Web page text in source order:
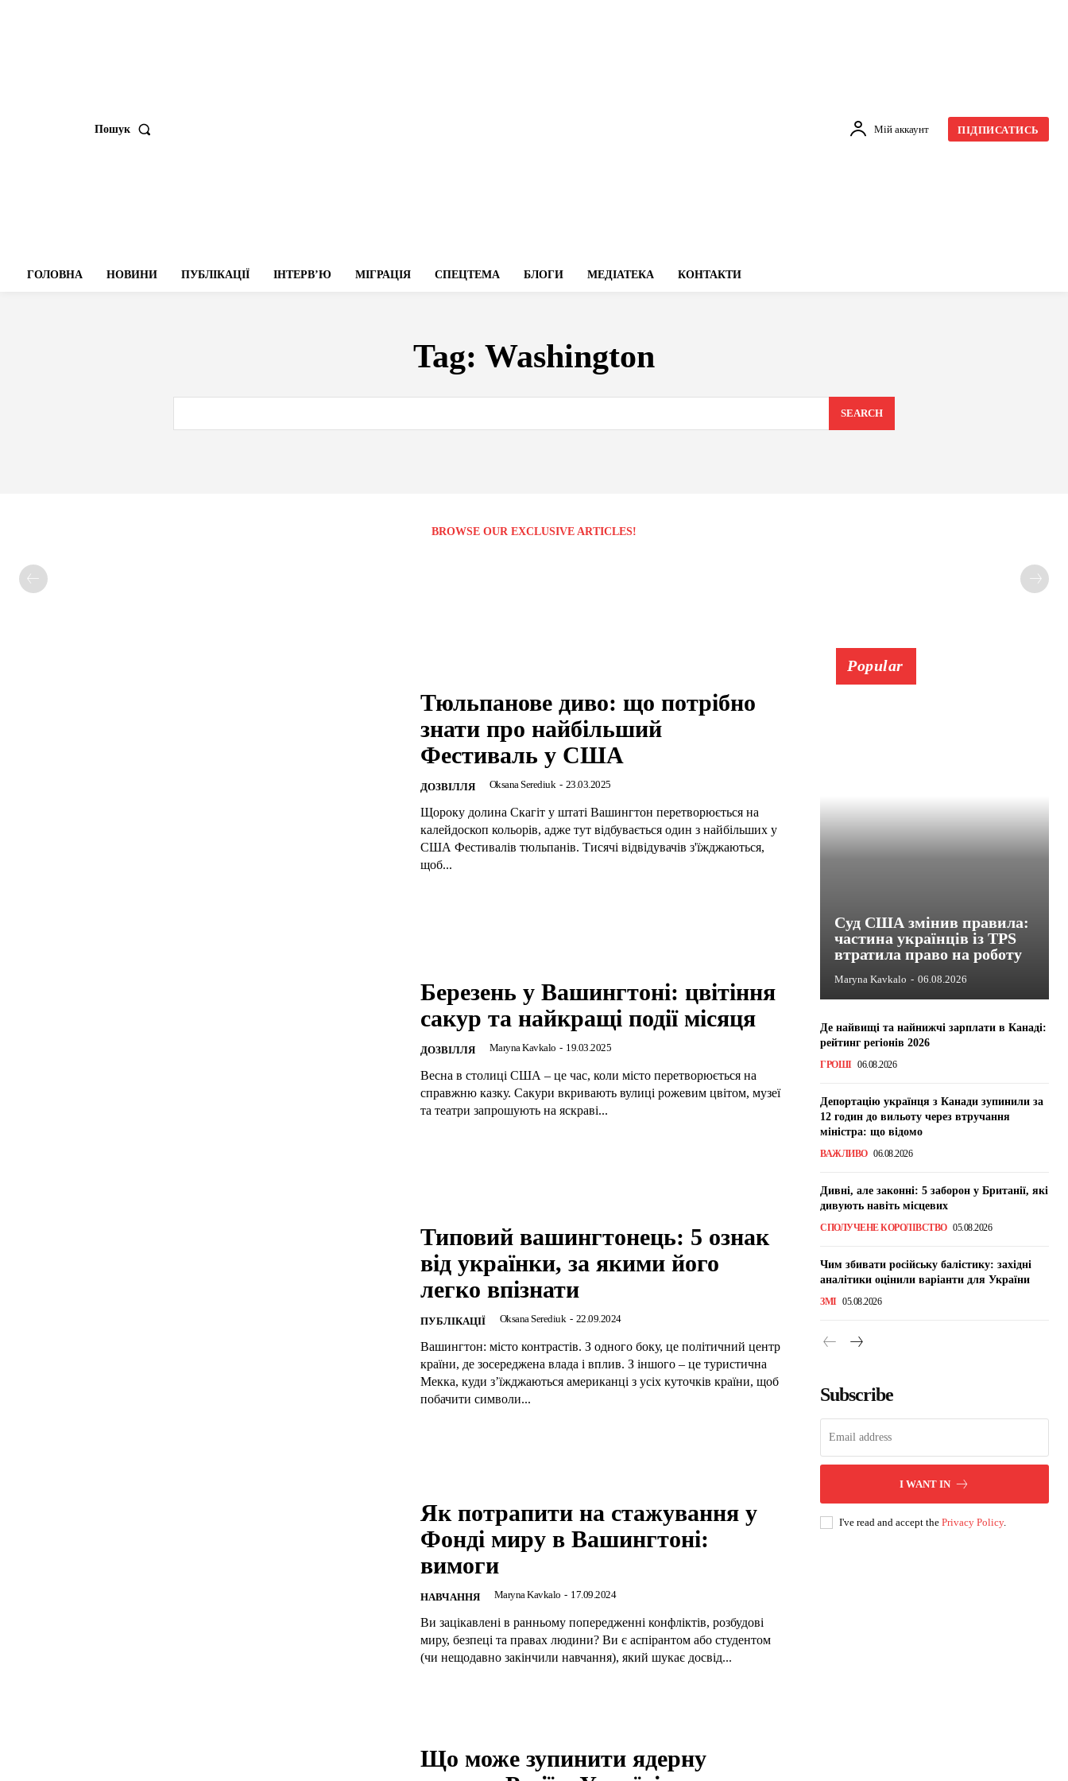
Пошук Мій аккаунт ПІДПИСАТИСЬ
ГОЛОВНА НОВИНИ ПУБЛІКАЦІЇ ІНТЕРВʼЮ МІГРАЦІЯ СПЕЦТЕМА БЛОГИ МЕДІАТЕКА КОНТАКТИ
Tag: Washington
SEARCH
BROWSE OUR EXCLUSIVE ARTICLES!
Тюльпанове диво: що потрібно
знати про найбільший
Фестиваль у США
ДОЗВІЛЛЯ Oksana Serediuk - 23.03.2025
Щороку долина Скагіт у штаті Вашингтон перетворюється на
калейдоскоп кольорів, адже тут відбувається один з найбільших у
США Фестивалів тюльпанів. Тисячі відвідувачів з'їжджаються,
щоб...
Березень у Вашингтоні: цвітіння
сакур та найкращі події місяця
ДОЗВІЛЛЯ Maryna Kavkalo - 19.03.2025
Весна в столиці США – це час, коли місто перетворюється на
справжню казку. Сакури вкривають вулиці рожевим цвітом, музеї
та театри запрошують на яскраві...
Типовий вашингтонець: 5 ознак
від українки, за якими його
легко впізнати
ПУБЛІКАЦІЇ Oksana Serediuk - 22.09.2024
Вашингтон: місто контрастів. З одного боку, це політичний центр
країни, де зосереджена влада і вплив. З іншого – це туристична
Мекка, куди з’їжджаються американці з усіх куточків країни, щоб
побачити символи...
Як потрапити на стажування у
Фонді миру в Вашингтоні:
вимоги
НАВЧАННЯ Maryna Kavkalo - 17.09.2024
Ви зацікавлені в ранньому попередженні конфліктів, розбудові
миру, безпеці та правах людини? Ви є аспірантом або студентом
(чи нещодавно закінчили навчання), який шукає досвід...
Що може зупинити ядерну
Popular
Суд США змінив правила:
частина українців із TPS
втратила право на роботу
Maryna Kavkalo - 06.08.2026
Де найвищі та найнижчі зарплати в Канаді:
рейтинг регіонів 2026
ГРОШІ 06.08.2026
Депортацію українця з Канади зупинили за
12 годин до вильоту через втручання
міністра: що відомо
ВАЖЛИВО 06.08.2026
Дивні, але законні: 5 заборон у Британії, які
дивують навіть місцевих
СПОЛУЧЕНЕ КОРОЛІВСТВО 05.08.2026
Чим збивати російську балістику: західні
аналітики оцінили варіанти для України
ЗМІ 05.08.2026
Subscribe
I WANT IN
I've read and accept the Privacy Policy.